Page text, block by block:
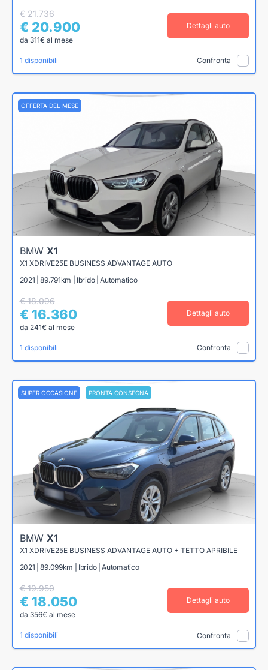
€ 21.736
€ 20.900
da 311€ al mese
Dettagli auto
1 disponibili Confronta
OFFERTA DEL MESE
BMW X1
X1 XDRIVE25E BUSINESS ADVANTAGE AUTO
2021 | 89.791km | Ibrido | Automatico
€ 18.096
€ 16.360
da 241€ al mese
Dettagli auto
1 disponibili Confronta
SUPER OCCASIONE PRONTA CONSEGNA
BMW X1
X1 XDRIVE25E BUSINESS ADVANTAGE AUTO + TETTO APRIBILE
2021 | 89.099km | Ibrido | Automatico
€ 19.950
€ 18.050
da 356€ al mese
Dettagli auto
1 disponibili Confronta